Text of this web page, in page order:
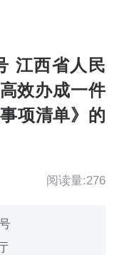
江西省人民
效办成一件
项清单》的
阅读量:276